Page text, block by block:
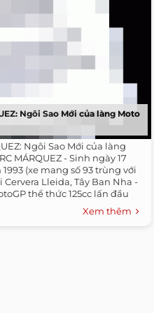
Ngôi Sao Mới của làng Moto
Ngôi Sao Mới của làng
MÁRQUEZ - Sinh ngày 17
(xe mang số 93 trùng với
Lleida, Tây Ban Nha -
thể thức 125cc lấn đầu
Xem thêm